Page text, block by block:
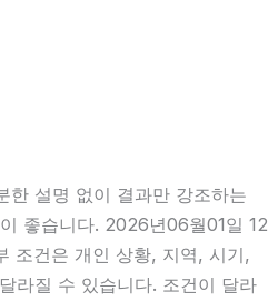
한 설명 없이 결과만 강조하는
좋습니다. 2026년06월01일 12
조건은 개인 상황, 지역, 시기,
라질 수 있습니다. 조건이 달라